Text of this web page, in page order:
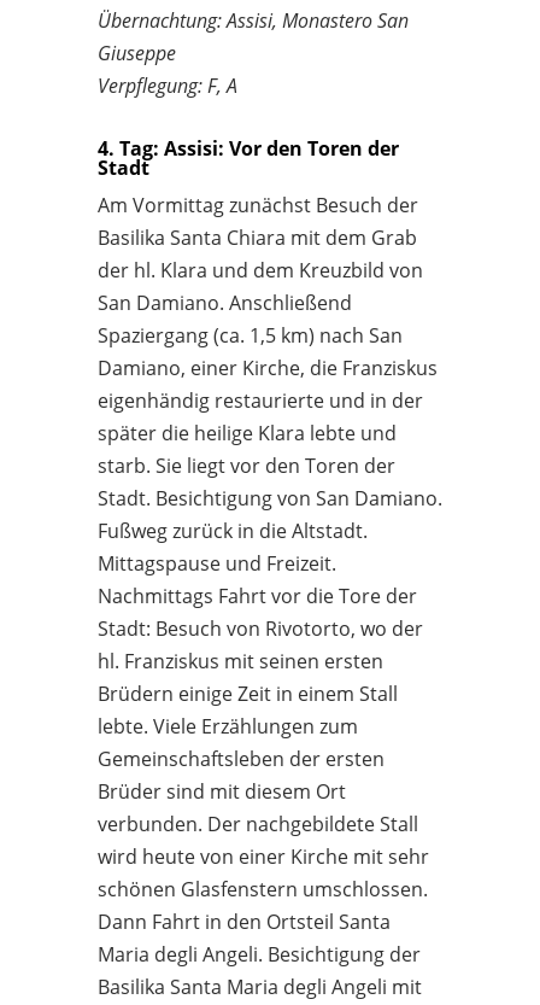
Übernachtung: Assisi, Monastero San
Giuseppe
Verpflegung: F, A
4. Tag: Assisi: Vor den Toren der
Stadt
Am Vormittag zunächst Besuch der
Basilika Santa Chiara mit dem Grab
der hl. Klara und dem Kreuzbild von
San Damiano. Anschließend
Spaziergang (ca. 1,5 km) nach San
Damiano, einer Kirche, die Franziskus
eigenhändig restaurierte und in der
später die heilige Klara lebte und
starb. Sie liegt vor den Toren der
Stadt. Besichtigung von San Damiano.
Fußweg zurück in die Altstadt.
Mittagspause und Freizeit.
Nachmittags Fahrt vor die Tore der
Stadt: Besuch von Rivotorto, wo der
hl. Franziskus mit seinen ersten
Brüdern einige Zeit in einem Stall
lebte. Viele Erzählungen zum
Gemeinschaftsleben der ersten
Brüder sind mit diesem Ort
verbunden. Der nachgebildete Stall
wird heute von einer Kirche mit sehr
schönen Glasfenstern umschlossen.
Dann Fahrt in den Ortsteil Santa
Maria degli Angeli. Besichtigung der
Basilika Santa Maria degli Angeli mit